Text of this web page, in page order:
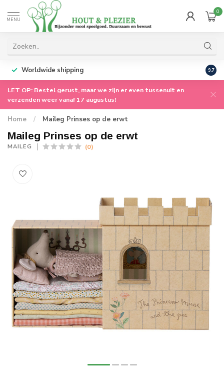
MENU
0
Worldwide shipping 9.7
LET OP: Bestel gerust, maar we zijn er even tussenuit en
verzenden weer vanaf 17 augustus!
Home / Maileg Prinses op de erwt
Maileg Prinses op de erwt
MAILEG (0)